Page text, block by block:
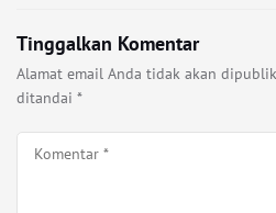
Tinggalkan Komentar
Alamat email Anda tidak akan
ditandai *